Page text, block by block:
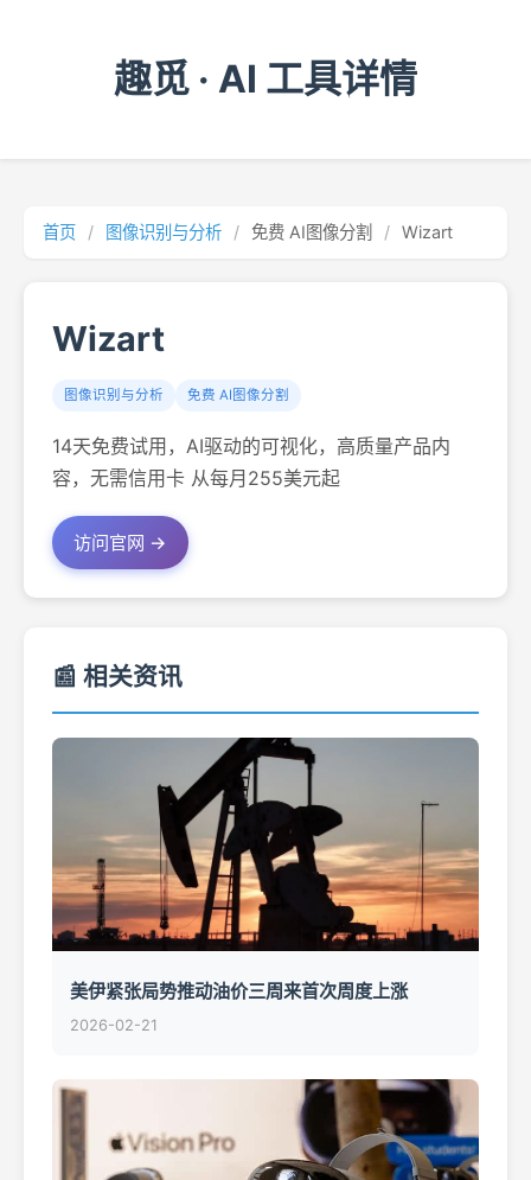
趣觅 · AI 工具详情
首页 / 图像识别与分析 / 免费 AI图像分割 / Wizart
Wizart
图像识别与分析 免费 AI图像分割
14天免费试用，AI驱动的可视化，高质量产品内
容，无需信用卡 从每月255美元起
访问官网 →
📰 相关资讯
美伊紧张局势推动油价三周来首次周度上涨
2026-02-21